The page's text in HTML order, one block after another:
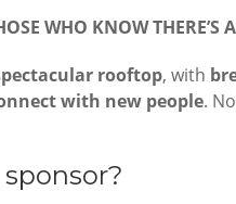
WHO KNOW THERE’S
rooftop, with
with new people.